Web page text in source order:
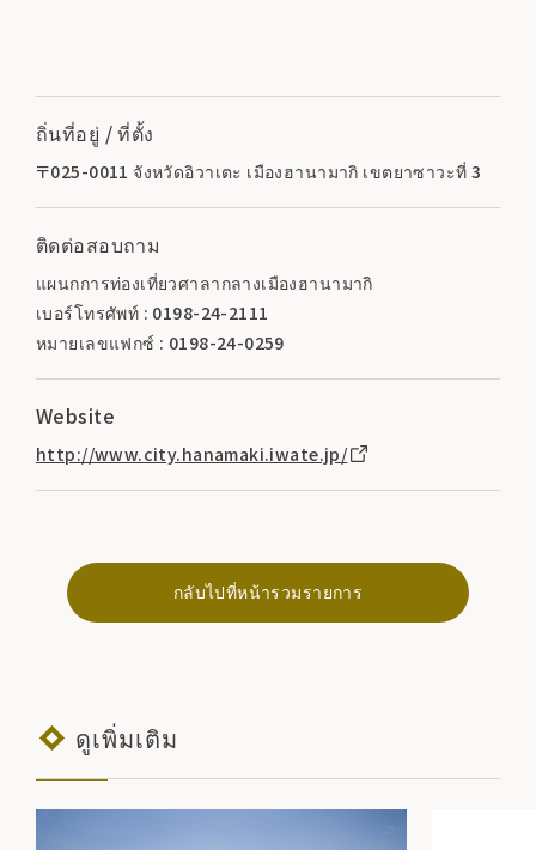
ถิ่นที่อยู่ / ที่ตั้ง
〒025-0011 จังหวัดอิวาเตะ เมืองฮานามากิ เขตยาซาวะที่ 3
ติดต่อสอบถาม
แผนกการท่องเที่ยวศาลากลางเมืองฮานามากิ
เบอร์โทรศัพท์ : 0198-24-2111
หมายเลขแฟกซ์ : 0198-24-0259
Website
http://www.city.hanamaki.iwate.jp/
กลับไปที่หน้ารวมรายการ
ดูเพิ่มเติม